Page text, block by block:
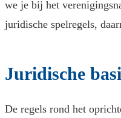
we je bij het
juridische spelregels,
Juridische
De regels rond het